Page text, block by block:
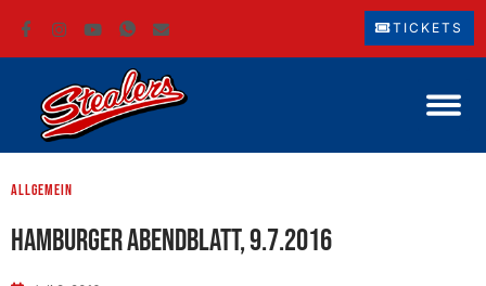
TICKETS
Allgemein
Hamburger Abendblatt, 9.7.2016